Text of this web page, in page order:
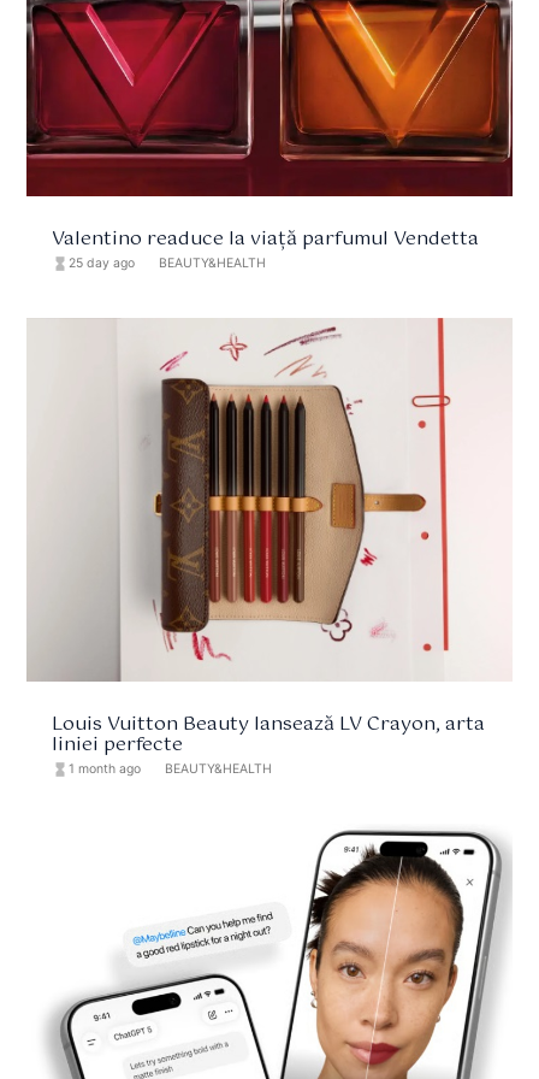
Valentino readuce la viață parfumul Vendetta
hourglass_full 25 day ago BEAUTY&HEALTH
Louis Vuitton Beauty lansează LV Crayon, arta
liniei perfecte
hourglass_full 1 month ago BEAUTY&HEALTH